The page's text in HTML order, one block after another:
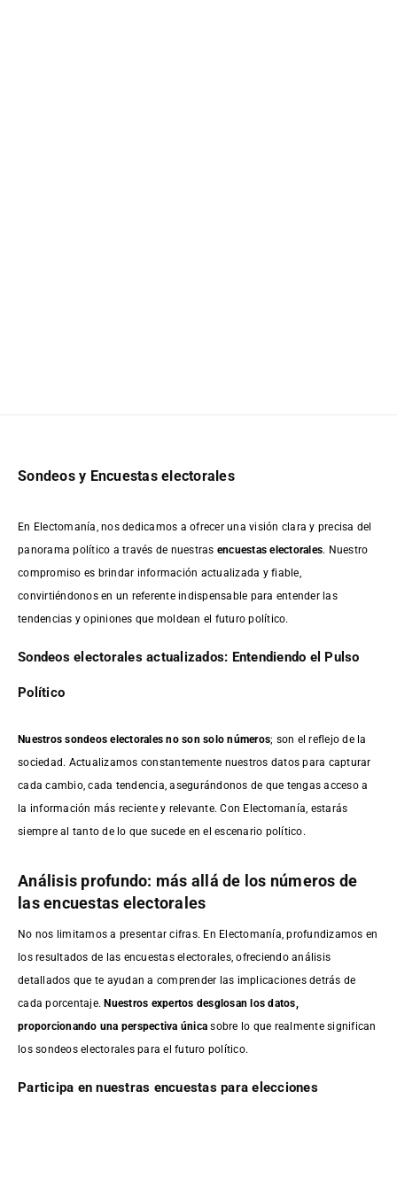
Sondeos y Encuestas electorales
En Electomanía, nos dedicamos a ofrecer una visión clara y precisa del
panorama político a través de nuestras encuestas electorales. Nuestro
compromiso es brindar información actualizada y fiable,
convirtiéndonos en un referente indispensable para entender las
tendencias y opiniones que moldean el futuro político.
Sondeos electorales actualizados: Entendiendo el Pulso
Político
Nuestros sondeos electorales no son solo números; son el reflejo de la
sociedad. Actualizamos constantemente nuestros datos para capturar
cada cambio, cada tendencia, asegurándonos de que tengas acceso a
la información más reciente y relevante. Con Electomanía, estarás
siempre al tanto de lo que sucede en el escenario político.
Análisis profundo: más allá de los números de
las encuestas electorales
No nos limitamos a presentar cifras. En Electomanía, profundizamos en
los resultados de las encuestas electorales, ofreciendo análisis
detallados que te ayudan a comprender las implicaciones detrás de
cada porcentaje.Nuestros expertos desglosan los datos,
proporcionando una perspectiva única sobre lo que realmente significan
los sondeos electorales para el futuro político.
Participa en nuestras encuestas para elecciones